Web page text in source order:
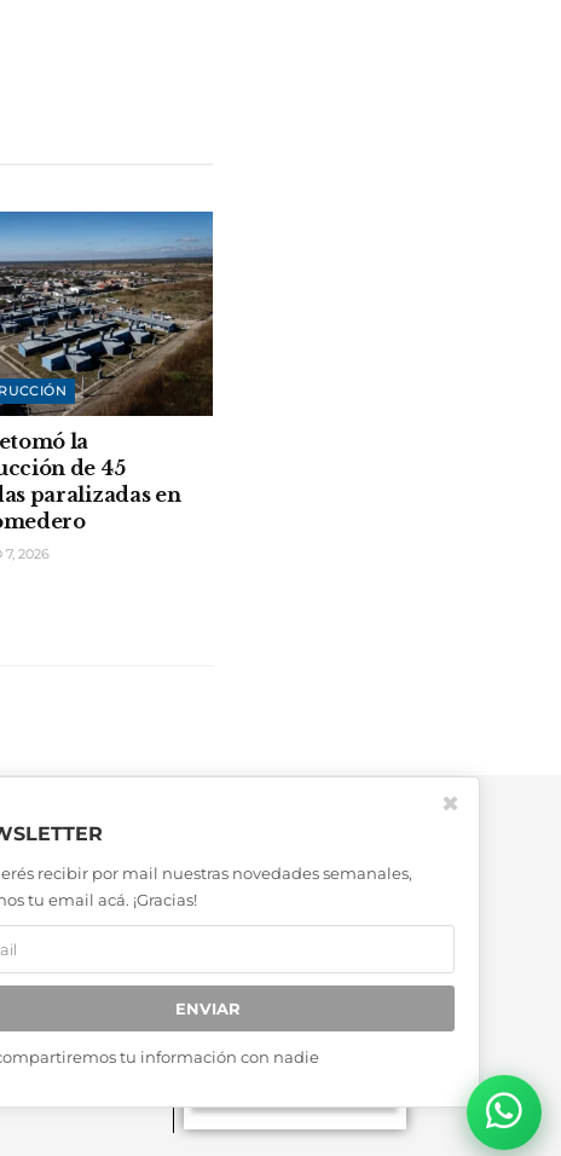
la
de 45
paralizadas en
7, 2026
recibir por mail nuestras novedades semanales,
tu email acá. ¡Gracias!
ENVIAR
tu información con nadie
✖